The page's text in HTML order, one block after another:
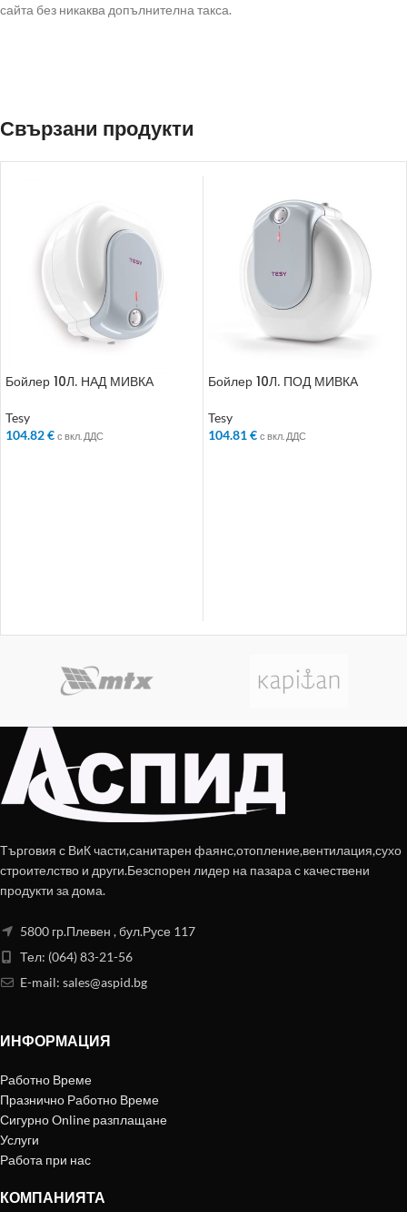
сайта без никаква допълнителна такса.
Свързани продукти
Бойлер 10Л. НАД МИВКА
Tesy
104.82€ с вкл. ДДС
Бойлер 10Л. ПОД МИВКА
Tesy
104.81€ с вкл. ДДС
Търговия с ВиК части,санитарен фаянс,отопление,вентилация,сухо
строителство и други.Безспорен лидер на пазара с качествени
продукти за дома.
5800 гр.Плевен , бул.Русе 117
Тел: (064) 83-21-56
E-mail: sales@aspid.bg
ИНФОРМАЦИЯ
Работно Време
Празнично Работно Време
Сигурно Online разплащане
Услуги
Работа при нас
КОМПАНИЯТА